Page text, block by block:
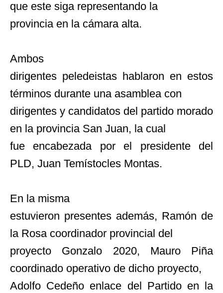
que este siga representando la
provincia en la cámara alta.
Ambos
dirigentes peledeistas hablaron en estos
términos durante una asamblea con
dirigentes y candidatos del partido morado
en la provincia San Juan, la cual
fue encabezada por el presidente del
PLD, Juan Temístocles Montas.
En la misma
estuvieron presentes además, Ramón de
la Rosa coordinador provincial del
proyecto Gonzalo 2020, Mauro Piña
coordinado operativo de dicho proyecto,
Adolfo Cedeño enlace del Partido en la